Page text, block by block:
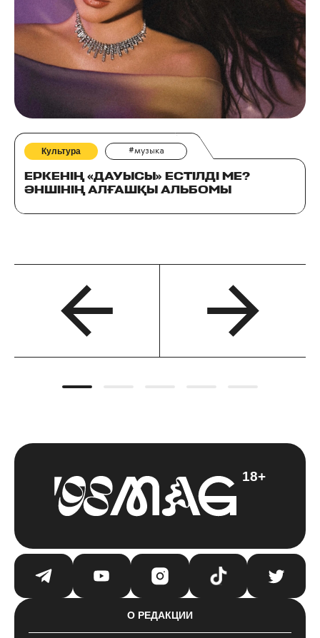
Культура #музыка
ЕРКЕНІҢ «ДАУЫСЫ» ЕСТІЛДІ МЕ?
ӘНШІНІҢ АЛҒАШҚЫ АЛЬБОМЫ
18+
О РЕДАКЦИИ